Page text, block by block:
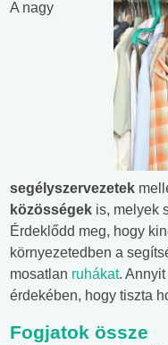
A nagy
segélyszervezetek
közösségek is, melyek
Érdeklődd meg, hogy
környezetedben a
mosatlan ruhákat.
érdekében, hogy tiszta
Fogjatok össze